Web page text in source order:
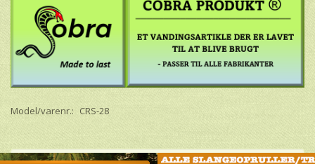
Model/varenr.: CRS-28